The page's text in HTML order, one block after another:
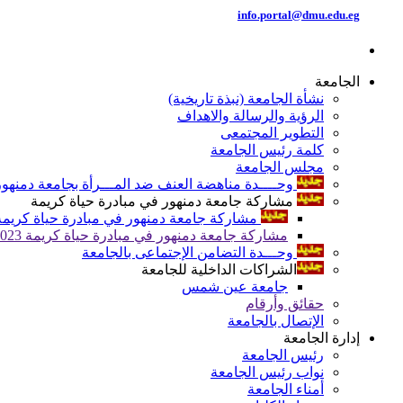
info.portal@dmu.edu.eg
الجامعة
نشأة الجامعة (نبذة تاريخية)
الرؤية والرسالة والاهداف
التطوير المجتمعى
كلمة رئيس الجامعة
مجلس الجامعة
وحــــدة مناهضة العنف ضد المـــرأة بجامعة
مشاركة جامعة دمنهور في مبادرة حياة كريمة
مشاركة جامعة دمنهور في مبادرة حياة كريمة
مشاركة جامعة دمنهور في مبادرة حياة كريمة 2023
وحـــدة التضامن الإجتماعى بالجامعة
الشراكات الداخلية للجامعة
جامعة عين شمس
حقائق وأرقام
الإتصال بالجامعة
إدارة الجامعة
رئيس الجامعة
نواب رئيس الجامعة
أمناء الجامعة